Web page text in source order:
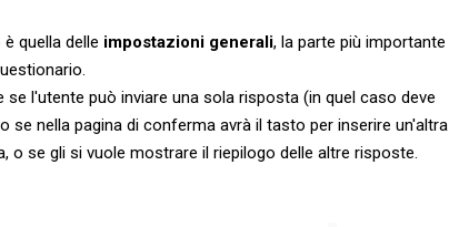
è quella delle impostazioni generali, la parte più importante
se l'utente può inviare una sola risposta (in quel caso deve
se nella pagina di conferma avrà il tasto per inserire un'altra
o se gli si vuole mostrare il riepilogo delle altre risposte.